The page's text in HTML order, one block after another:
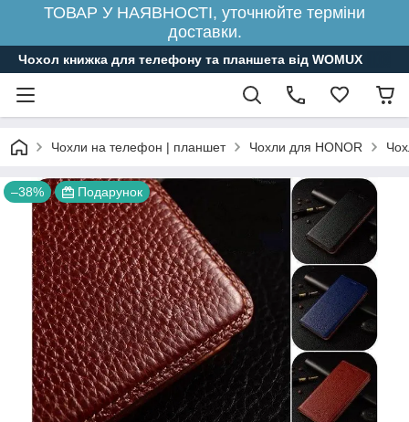
ТОВАР У НАЯВНОСТІ, уточнюйте терміни
доставки.
Чохол книжка для телефону та планшета від WOMUX
Чохли на телефон | планшет Чохли для HONOR
–38% Подарунок